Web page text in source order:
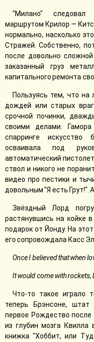
"Милано" следовал
маршрутом Крилор —
нормально, насколько
Стражей. Собственно,
после довольно
заказанный груз
капитального ремонта
Пользуясь тем, что на
дождей или старых
срочной починки,
своими делами.
спарринге
осваивала под
автоматический
ствол и никого не
видео про пестики и
довольным "Я есть Грут!". А
Звёздный Лорд
растянувшись на койке
подарок от Йонду. На
его сопровождала Касс
Once I believed that when
It would come with rockets,
Что-то такое играло
теперь Брэнсоне,
первое Рождество после
из глубин мозга
книжка "Хоббит, или